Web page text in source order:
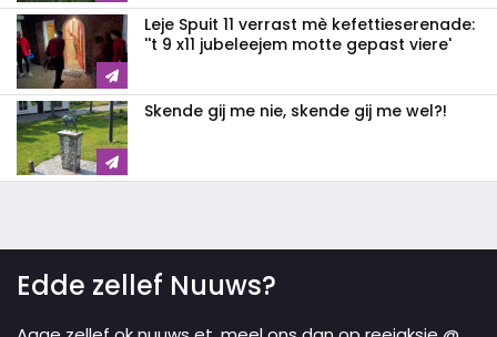
Leje Spuit 11 verrast mè kefettieserenade:
''t 9 x11 jubeleejem motte gepast viere'
Skende gij me nie, skende gij me wel?!
Edde zellef Nuuws?